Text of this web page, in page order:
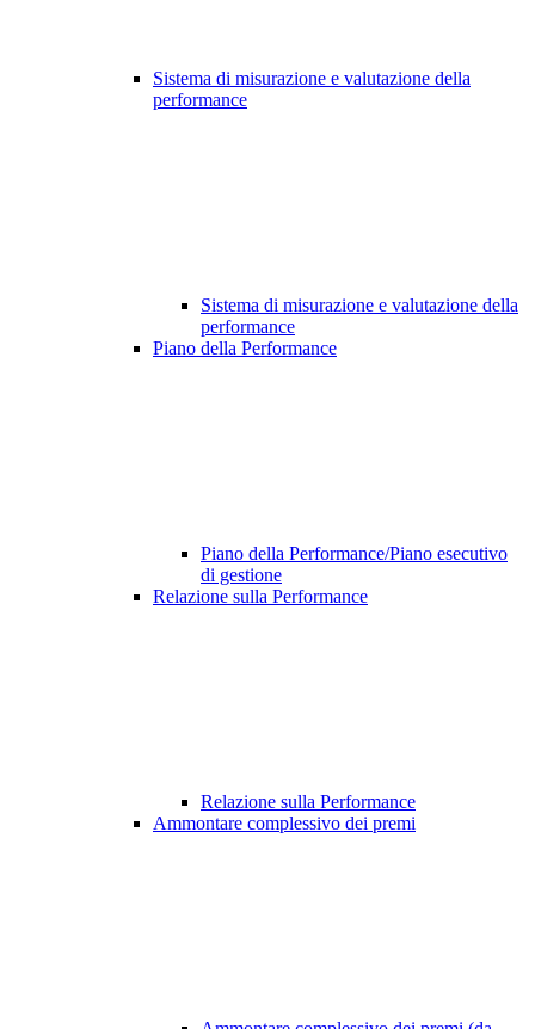
Sistema di misurazione e valutazione della
performance
Sistema di misurazione e valutazione della
performance
Piano della Performance
Piano della Performance/Piano esecutivo
di gestione
Relazione sulla Performance
Relazione sulla Performance
Ammontare complessivo dei premi